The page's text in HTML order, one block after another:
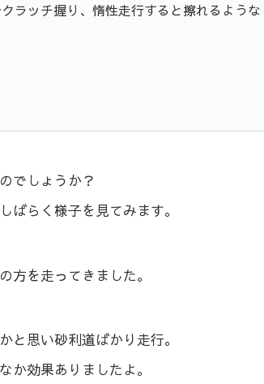
ラッチ握り、惰性走行すると擦れるよう
でしょうか？
ばらく様子を見てみます。
方を走ってきました。
と思い砂利道ばかり走行。
か効果ありましたよ。